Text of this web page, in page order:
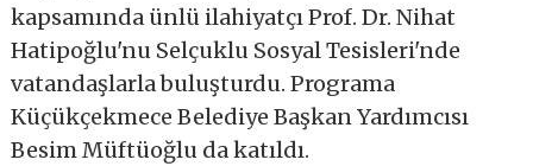
kapsamında ünlü ilahiyatçı Prof. Dr. Nihat
Hatipoğlu'nu Selçuklu Sosyal Tesisleri'nde
vatandaşlarla buluşturdu. Programa
Küçükçekmece Belediye Başkan Yardımcısı
Besim Müftüoğlu da katıldı.